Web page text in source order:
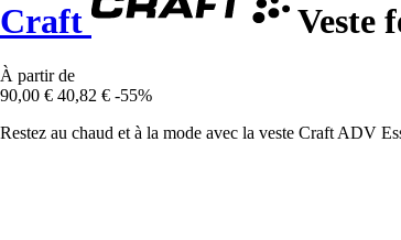
Craft Veste
À partir de
90,00 € 40,82 € -55%
Restez au chaud et à la mode avec la veste Craft ADV